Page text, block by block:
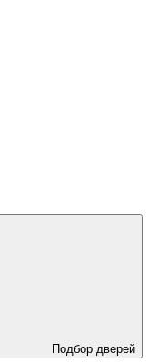
Подбор дверей